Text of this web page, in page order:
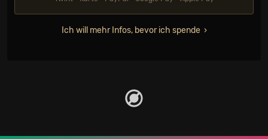
Ich will mehr Infos, bevor ich spende